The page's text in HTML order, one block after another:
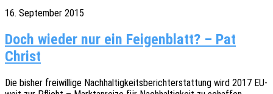
16. September 2015
Doch wieder nur ein Feigenblatt? – Pat
Christ
Die bisher frei­wil­li­ge Nach­hal­tig­keits­be­richt­erstat­tung wird 2017 EU-